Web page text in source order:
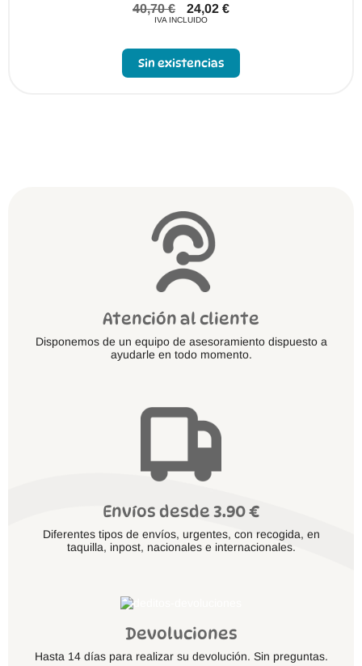
40,70€ 24,02 €
IVA INCLUIDO
Sin existencias
Atención al cliente
Disponemos de un equipo de asesoramiento dispuesto a
ayudarle en todo momento.
Envíos desde 3.90 €
Diferentes tipos de envíos, urgentes, con recogida, en
taquilla, inpost, nacionales e internacionales.
Devoluciones
Hasta 14 días para realizar su devolución. Sin preguntas.